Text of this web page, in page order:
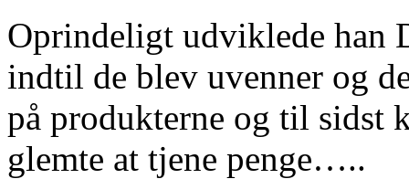
Oprindeligt udviklede han
indtil de blev uvenner og
på produkterne og til sidst
glemte at tjene penge…..